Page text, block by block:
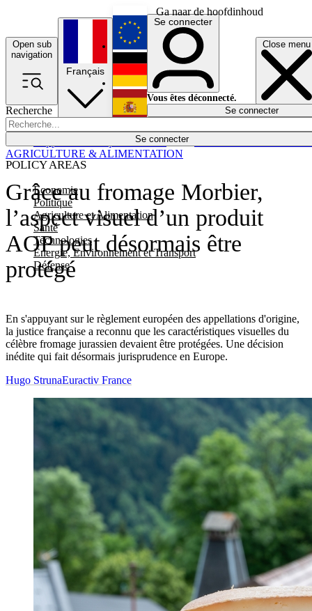
Ga naar de hoofdinhoud
Open sub
navigation
Close menu
Recherche
Se connecter
POLICY AREAS
Economie
Politique
Agriculture et Alimentation
Santé
Technologies
Energie, Environnement et Transport
Défense
Économie
Français
English
Deutsch
Español
Se connecter
Vous êtes déconnecté.
Se connecter
Grâce au fromage Morbier,
l’aspect visuel d’un produit
AOP peut désormais être
protégé
En s'appuyant sur le règlement européen des appellations d'origine,
la justice française a reconnu que les caractéristiques visuelles du
célèbre fromage jurassien devaient être protégées. Une décision
inédite qui fait désormais jurisprudence en Europe.
AGRICULTURE & ALIMENTATION
Hugo StrunaEuractiv France